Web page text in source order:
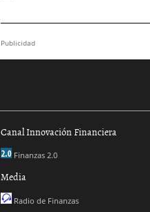
Publicidad
Canal Innovación Financiera
Finanzas 2.0
Media
Radio de Finanzas